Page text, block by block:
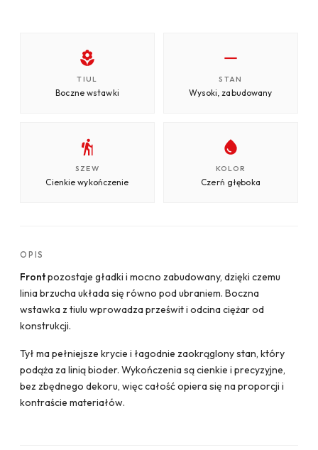
TIUL
Boczne wstawki
STAN
Wysoki, zabudowany
SZEW
Cienkie wykończenie
KOLOR
Czerń głęboka
OPIS
Frontpozostaje gładki i mocno zabudowany, dzięki czemu
linia brzucha układa się równo pod ubraniem. Boczna
wstawka z tiulu wprowadza prześwit i odcina ciężar od
konstrukcji.
Tył ma pełniejsze krycie i łagodnie zaokrąglony stan, który
podąża za linią bioder. Wykończenia są cienkie i precyzyjne,
bez zbędnego dekoru, więc całość opiera się na proporcji i
kontraście materiałów.